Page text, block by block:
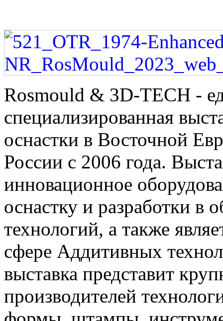
Rosmould & 3D-TECH -
специализированная
оснастки в Восточной
России с 2006 года.
инновационное
оснастку и разработки в
технологий, а также
сфере Аддитивных
выставка представит
производителей